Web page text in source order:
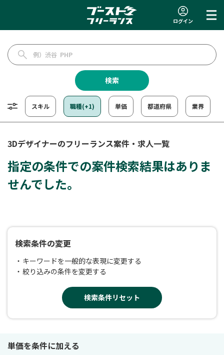
ログイン
検索
スキル 職種(+1) 単価 都道府県 業界
3Dデザイナーのフリーランス案件・求人一覧
指定の条件での案件検索結果はありま
せんでした。
検索条件の変更
キーワードを一般的な表現に変更する
絞り込みの条件を変更する
検索条件リセット
単価を条件に加える